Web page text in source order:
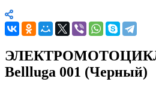
ЭЛЕКТРОМОТОЦИКЛ
Bellluga 001 (Черный)